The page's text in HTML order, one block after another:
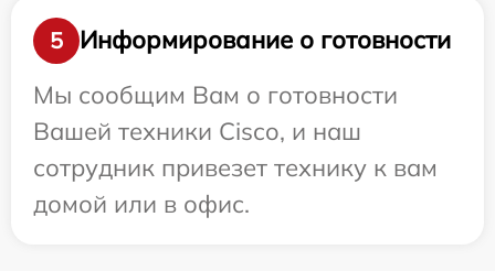
5
Информирование о готовности
Мы сообщим Вам о готовности
Вашей техники Cisco, и наш
сотрудник привезет технику к вам
домой или в офис.